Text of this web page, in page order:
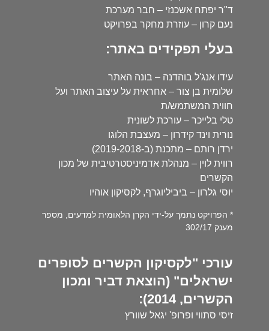
ד"ר יפתח אשכנזי – חבר מערכת
נעם קרון – עוזרת מחקר בפרויקט
בעלי תפקידים באתר:
עידו אנג'ל בוהדנה – בונה האתר
שלומית בן צור – אחראית על עיצוב האתר ועל
חווית המשתמש/ת
טלי בלייכר – עורכת לשונית
נורית וינד קידרון – מעצבת הלוגו
ירדן רותם – מתכנת (ב-2019-2018)
רווית לוין – מנהלת אדמיניסטרטיבית של מכון
הקשרים
יוסי גלרון – ביביליוגרף, לקסיקון אוהיו
* הפרויקט נתמך על-ידי הקרן הלאומית למדעים, מספר
מענק 302/17
עורכי "לקסיקון הקשרים לסופרים
ישראלים" (הוצאת דביר ומכון
הקשרים, 2014):
זיסי סתווי ופרופ' יגאל שוורץ